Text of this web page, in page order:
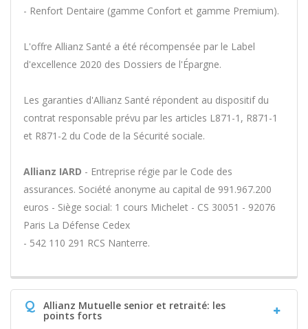
- Renfort Dentaire (gamme Confort et gamme Premium).
L'offre Allianz Santé a été récompensée par le Label
d'excellence 2020 des Dossiers de l'Épargne.
Les garanties d'Allianz Santé répondent au dispositif du
contrat responsable prévu par les articles L871-1, R871-1
et R871-2 du Code de la Sécurité sociale.
Allianz IARD - Entreprise régie par le Code des
assurances. Société anonyme au capital de 991.967.200
euros - Siège social: 1 cours Michelet - CS 30051 - 92076
Paris La Défense Cedex
- 542 110 291 RCS Nanterre.
Q Allianz Mutuelle senior et retraité: les
points forts